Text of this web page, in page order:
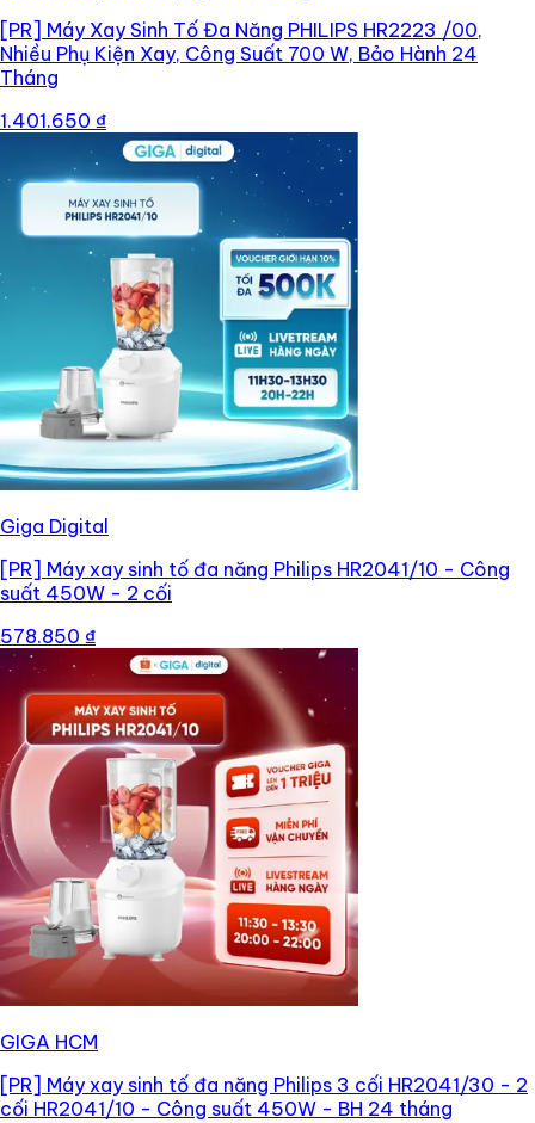
[PR] Máy Xay Sinh Tố Đa Năng PHILIPS HR2223 /00,
Nhiều Phụ Kiện Xay, Công Suất 700 W, Bảo Hành 24
Tháng
1.401.650 ₫
Giga Digital
[PR] Máy xay sinh tố đa năng Philips HR2041/10 - Công
suất 450W - 2 cối
578.850 ₫
GIGA HCM
[PR] Máy xay sinh tố đa năng Philips 3 cối HR2041/30 - 2
cối HR2041/10 - Công suất 450W - BH 24 tháng